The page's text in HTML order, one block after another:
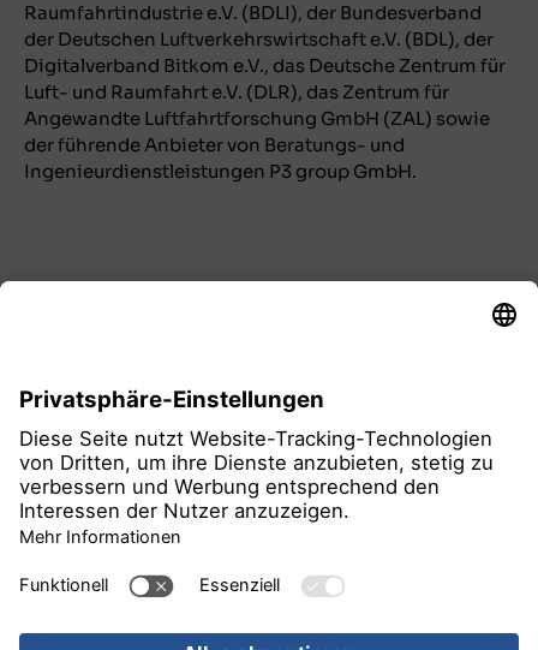
Raumfahrtindustrie e.V. (BDLI), der Bundesverband
der Deutschen Luftverkehrswirtschaft e.V. (BDL), der
Digitalverband Bitkom e.V., das Deutsche Zentrum für
Luft- und Raumfahrt e.V. (DLR), das Zentrum für
Angewandte Luftfahrtforschung GmbH (ZAL) sowie
der führende Anbieter von Beratungs- und
Ingenieurdienstleistungen P3 group GmbH.
alle Pressemitteilungen